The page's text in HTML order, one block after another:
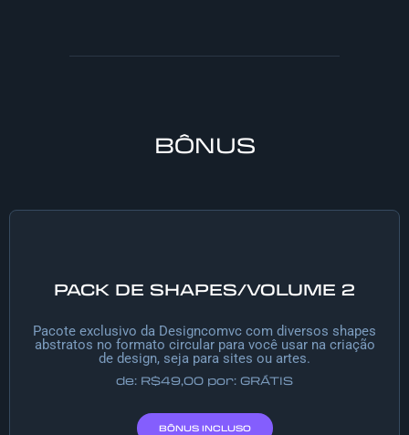
BÔNUS
PACK DE SHAPES/VOLUME 2
Pacote exclusivo da Designcomvc com diversos shapes
abstratos no formato circular para você usar na criação
de design, seja para sites ou artes.
de: R$49,00 por: GRÁTIS
BÔNUS INCLUSO